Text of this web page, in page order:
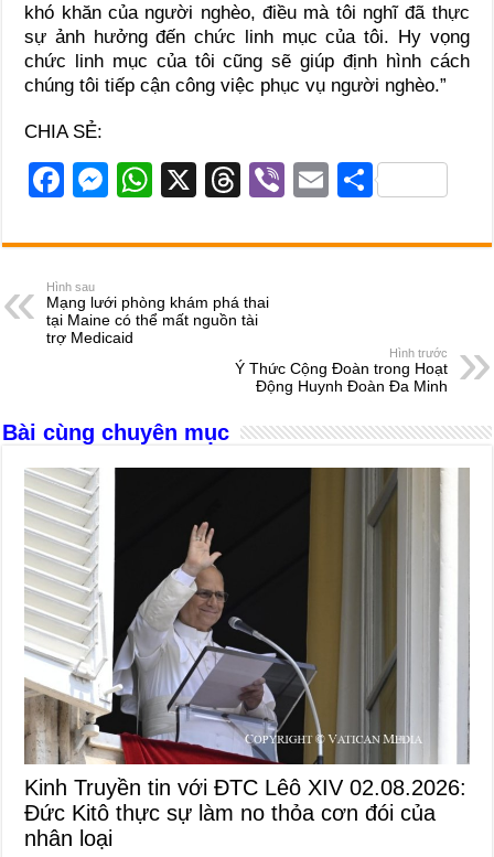
khó khăn của người nghèo, điều mà tôi nghĩ đã thực
sự ảnh hưởng đến chức linh mục của tôi. Hy vọng
chức linh mục của tôi cũng sẽ giúp định hình cách
chúng tôi tiếp cận công việc phục vụ người nghèo.”
CHIA SẺ:
F
c
e
b
o
k
M
ss
n
g
W
at
A
X
T
e
d
s
Vi
er
E
ail
S
ar
Hình sau
Mạng lưới phòng khám phá thai
tại Maine có thể mất nguồn tài
trợ Medicaid
Hình trước
Ý Thức Cộng Đoàn trong Hoạt
Động Huynh Đoàn Đa Minh
Bài cùng chuyên mục
Kinh Truyền tin với ĐTC Lêô XIV 02.08.2026:
Đức Kitô thực sự làm no thỏa cơn đói của
nhân loại